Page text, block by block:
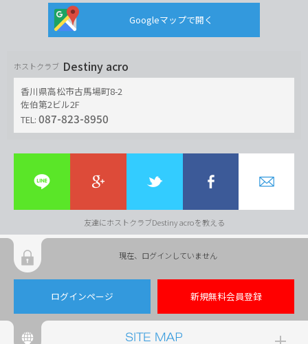
Googleマップで開く
ホストクラブ Destiny acro
香川県高松市古馬場町8-2
佐伯第2ビル2F
TEL: 087-823-8950
友達にホストクラブDestiny acroを教える
現在、ログインしていません
ログインページ 新規無料会員登録